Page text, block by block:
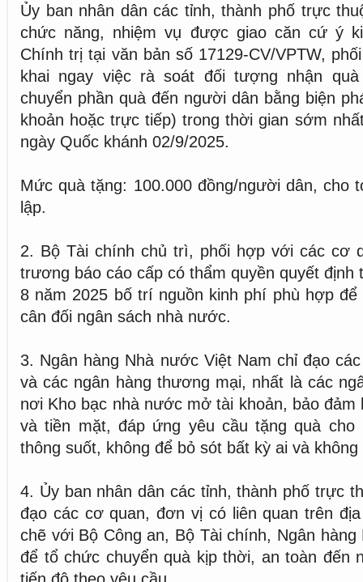
Ủy ban nhân dân các tỉnh, thành phố trực
chức năng, nhiệm vụ được giao căn cứ ý
Chính trị tại văn bản số 17129-CV/VPTW,
khai ngay việc rà soát đối tượng nhận
chuyển phần quà đến người dân bằng biện
khoản hoặc trực tiếp) trong thời gian sớm
ngày Quốc khánh 02/9/2025.
Mức quà tặng: 100.000 đồng/người dân, cho
lập.
2. Bộ Tài chính chủ trì, phối hợp với các cơ
trương báo cáo cấp có thẩm quyền quyết định
8 năm 2025 bố trí nguồn kinh phí phù hợp
cân đối ngân sách nhà nước.
3. Ngân hàng Nhà nước Việt Nam chỉ đạo
và các ngân hàng thương mại, nhất là các
nơi Kho bạc nhà nước mở tài khoản, bảo đảm
và tiền mặt, đáp ứng yêu cầu tặng quà
thông suốt, không để bỏ sót bất kỳ ai và không
4. Ủy ban nhân dân các tỉnh, thành phố trực
đạo các cơ quan, đơn vị có liên quan trên
chẽ với Bộ Công an, Bộ Tài chính, Ngân
để tổ chức chuyển quà kịp thời, an toàn đến